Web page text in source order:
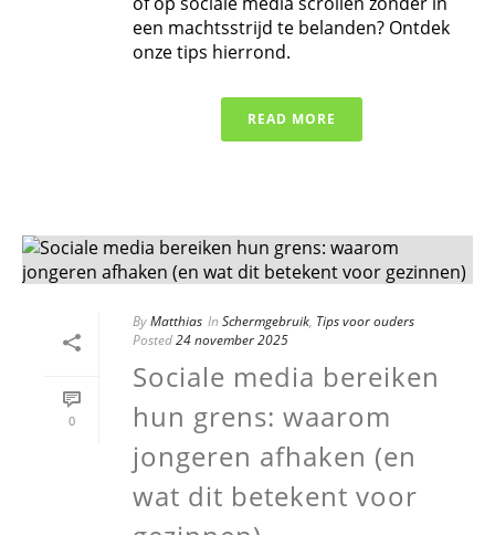
een machtsstrijd te belanden? Ontdek
onze tips hierrond.
READ MORE
0
ByMatthias In Schermgebruik, Tips voor ouders
Posted24 november 2025
Sociale media bereiken
hun grens: waarom
jongeren afhaken (en
wat dit betekent voor